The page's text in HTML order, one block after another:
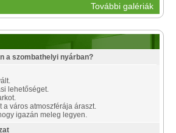
További galériák
a szombathelyi nyárban?
lehetőséget.
a város atmoszférája áraszt.
igazán meleg legyen.